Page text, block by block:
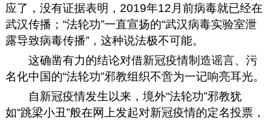
应了，没有证据表明，2019年12月前病毒就已经在
武汉传播；“法轮功”一直宣扬的“武汉病毒实验室泄
露导致病毒传播”，这种说法极不可能。
这确凿有力的结论对借新冠疫情制造谣言、污
名化中国的“法轮功”邪教组织不啻为一记响亮耳光。
自新冠疫情发生以来，境外“法轮功”邪教犹
如“跳梁小丑”般在网上发起对新冠疫情的定名投票，